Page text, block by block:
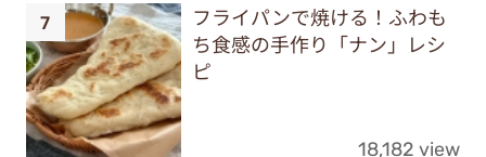
フライパンで焼ける！ふわも
ち食感の手作り「ナン」レシ
ピ
18,182 view